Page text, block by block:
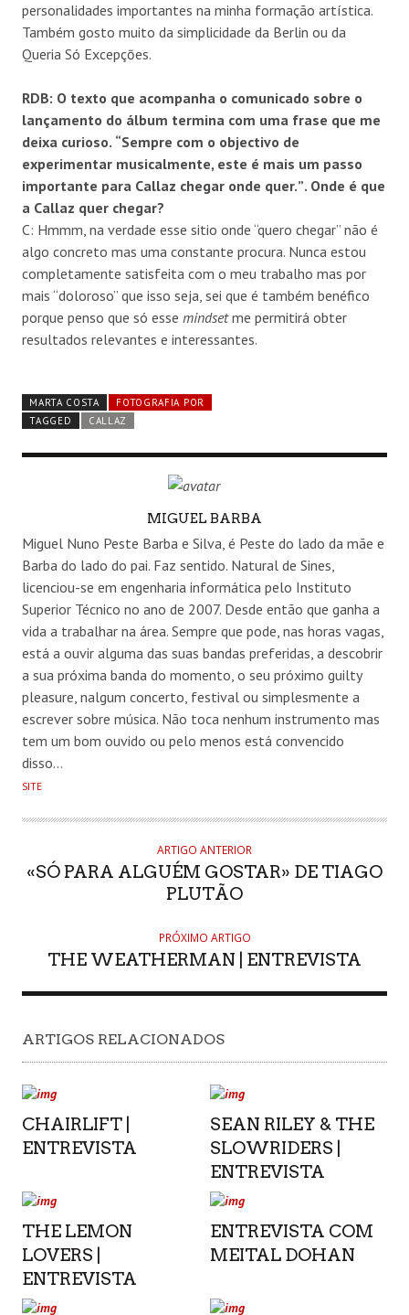
personalidades importantes na minha formação artística.
Também gosto muito da simplicidade da Berlin ou da
Queria Só Excepçōes.
RDB: O texto que acompanha o comunicado sobre o
lançamento do álbum termina com uma frase que me
deixa curioso. “Sempre com o objectivo de
experimentar musicalmente, este é mais um passo
importante para Callaz chegar onde quer.”. Onde é que
a Callaz quer chegar?
C: Hmmm, na verdade esse sitio onde “quero chegar” não é
algo concreto mas uma constante procura. Nunca estou
completamente satisfeita com o meu trabalho mas por
mais “doloroso” que isso seja, sei que é também benéfico
porque penso que só esse mindsetme permitirá obter
resultados relevantes e interessantes.
MARTA COSTA
FOTOGRAFIA POR
TAGGED
CALLAZ
MIGUEL BARBA
Miguel Nuno Peste Barba e Silva, é Peste do lado da mãe e
Barba do lado do pai. Faz sentido. Natural de Sines,
licenciou-se em engenharia informática pelo Instituto
Superior Técnico no ano de 2007. Desde então que ganha a
vida a trabalhar na área. Sempre que pode, nas horas vagas,
está a ouvir alguma das suas bandas preferidas, a descobrir
a sua próxima banda do momento, o seu próximo guilty
pleasure, nalgum concerto, festival ou simplesmente a
escrever sobre música. Não toca nenhum instrumento mas
tem um bom ouvido ou pelo menos está convencido
disso…
SITE
ARTIGO ANTERIOR
«SÓ PARA ALGUÉM GOSTAR» DE TIAGO
PLUTÃO
PRÓXIMO ARTIGO
THE WEATHERMAN | ENTREVISTA
ARTIGOS RELACIONADOS
CHAIRLIFT |
ENTREVISTA
SEAN RILEY & THE
SLOWRIDERS |
ENTREVISTA
THE LEMON
LOVERS |
ENTREVISTA
ENTREVISTA COM
MEITAL DOHAN